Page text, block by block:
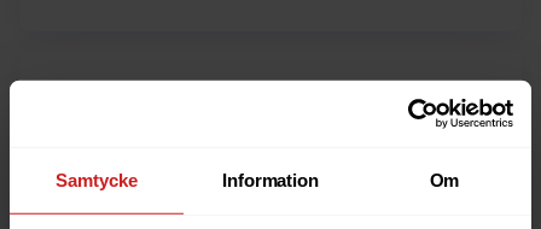
Samtycke Information Om
Är du ägare till hemsidan eller domännamnet så har
anledningarna till varför en hemsida är spärrad.